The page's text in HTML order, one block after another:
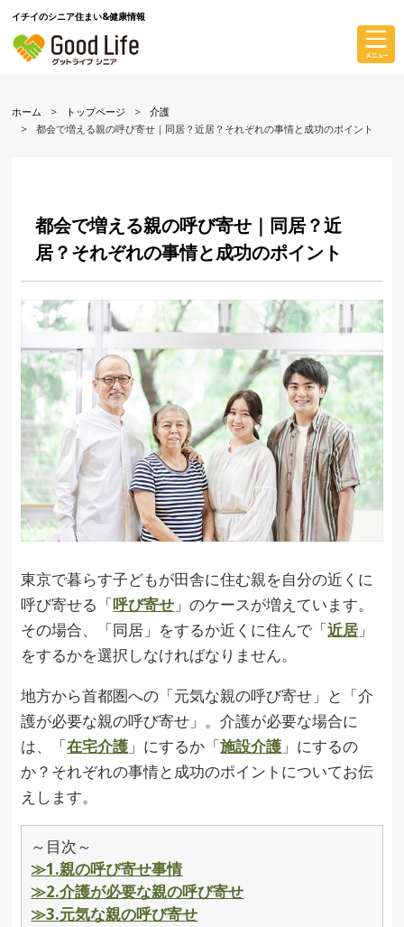
イチイのシニア住まい&健康情報
ホーム トップページ
介護
都会で増える親の呼び寄せ｜同居？近居？それぞれの事情と成功のポイント
都会で増える親の呼び寄せ｜同居？近
居？それぞれの事情と成功のポイント
東京で暮らす子どもが田舎に住む親を自分の近くに
呼び寄せる「呼び寄せ 」のケースが増えています。
その場合、「同居」をするか近くに住んで「近居 」
をするかを選択しなければなりません。
地方から首都圏への「元気な親の呼び寄せ」と「介
護が必要な親の呼び寄せ」。介護が必要な場合に
は、「在宅介護 」にするか「施設介護 」にするの
か？それぞれの事情と成功のポイントについてお伝
えします。
～目次～
≫1.親の呼び寄せ事情
≫2.介護が必要な親の呼び寄せ
≫3.元気な親の呼び寄せ